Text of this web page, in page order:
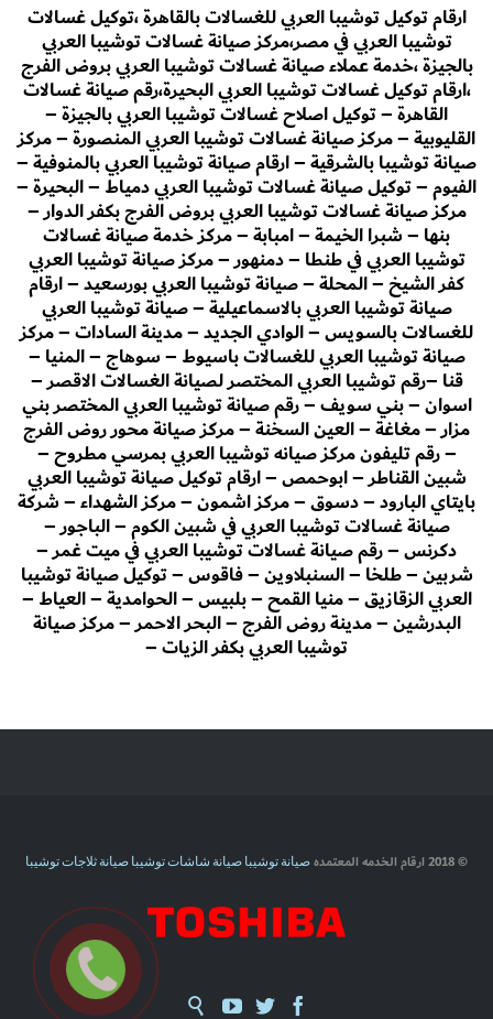
ارقام توكيل توشيبا العربي للغسالات بالقاهرة ،توكيل غسالات
توشيبا العربي في مصر،مركز صيانة غسالات توشيبا العربي
بالجيزة ،خدمة عملاء صيانة غسالات توشيبا العربي بروض الفرج
،ارقام توكيل غسالات توشيبا العربي البحيرة،رقم صيانة غسالات
القاهرة – توكيل اصلاح غسالات توشيبا العربي بالجيزة –
القليوبية – مركز صيانة غسالات توشيبا العربي المنصورة – مركز
صيانة توشيبا بالشرقية – ارقام صيانة توشيبا العربي بالمنوفية –
الفيوم – توكيل صيانة غسالات توشيبا العربي دمياط – البحيرة –
مركز صيانة غسالات توشيبا العربي بروض الفرج بكفر الدوار –
بنها – شبرا الخيمة – امبابة – مركز خدمة صيانة غسالات
توشيبا العربي في طنطا – دمنهور – مركز صيانة توشيبا العربي
كفر الشيخ – المحلة – صيانة توشيبا العربي بورسعيد – ارقام
صيانة توشيبا العربي بالاسماعيلية – صيانة توشيبا العربي
للغسالات بالسويس – الوادي الجديد – مدينة السادات – مركز
صيانة توشيبا العربي للغسالات باسيوط – سوهاج – المنيا –
قنا –رقم توشيبا العربي المختصر لصيانة الغسالات الاقصر –
اسوان – بني سويف – رقم صيانة توشيبا العربي المختصر بني
مزار – مغاغة – العين السخنة – مركز صيانة محور روض الفرج
– رقم تليفون مركز صيانه توشيبا العربي بمرسي مطروح –
شبين القناطر – ابوحمص – ارقام توكيل صيانة توشيبا العربي
بايتاي البارود – دسوق – مركز اشمون – مركز الشهداء – شركة
صيانة غسالات توشيبا العربي في شبين الكوم – الباجور –
دكرنس – رقم صيانة غسالات توشيبا العربي في ميت غمر –
شربين – طلخا – السنبلاوين – فاقوس – توكيل صيانة توشيبا
العربي الزقازيق – منيا القمح – بلبيس – الحوامدية – العياط –
البدرشين – مدينة روض الفرج – البحر الاحمر – مركز صيانة
توشيبا العربي بكفر الزيات –
© 2018 ارقام الخدمه المعتمده صيانة توشيبا صيانة شاشات توشيبا صيانة ثلاجات توشيبا



